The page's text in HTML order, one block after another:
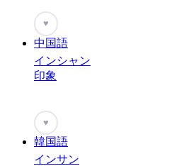
♥
中国語
インシャン
印象
♥
韓国語
インサン